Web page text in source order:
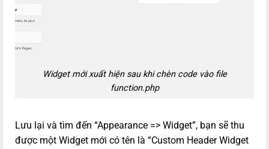
Widget mới xuất hiện sau khi chèn code vào file
function.php
Lưu lại và tìm đến “Appearance => Widget”, bạn sẽ thu
được một Widget mới có tên là “Custom Header Widget